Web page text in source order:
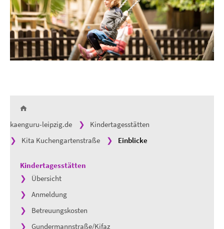
kaenguru-leipzig.de
Kindertagesstätten
Kita Kuchengartenstraße
Einblicke
Kindertagesstätten
Übersicht
Anmeldung
Betreuungskosten
Gundermannstraße/Kifaz